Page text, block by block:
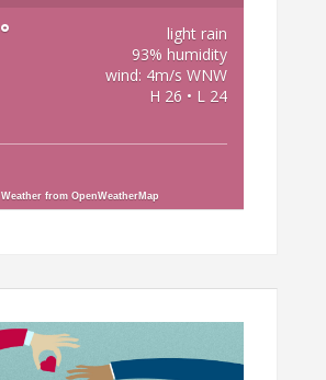
°
light rain
93% humidity
wind: 4m/s WNW
H 26 • L 24
Weather from OpenWeatherMap